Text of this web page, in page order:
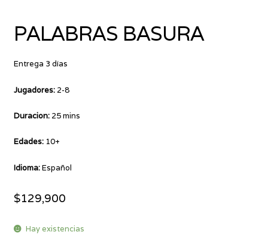
PALABRAS BASURA
Entrega 3 días
Jugadores: 2-8
Duracion: 25 mins
Edades: 10+
Idioma:Español
$129,900
Hay existencias